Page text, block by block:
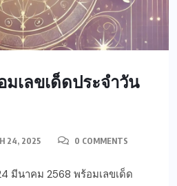
มเลขเด็ดประจำวัน
24, 2025 0 COMMENTS
มีนาคม 2568 พร้อมเลขเด็ด